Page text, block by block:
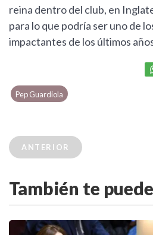
reina dentro del club, en
para lo que podría ser uno de
impactantes de los últimos
Pep Guardiola
ANTERIOR
También te